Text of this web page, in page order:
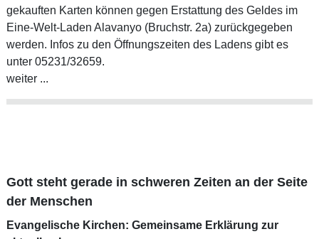
gekauften Karten können gegen Erstattung des Geldes im
Eine-Welt-Laden Alavanyo (Bruchstr. 2a) zurückgegeben
werden. Infos zu den Öffnungszeiten des Ladens gibt es
unter 05231/32659.
weiter ...
Gott steht gerade in schweren Zeiten an der Seite
der Menschen
Evangelische Kirchen: Gemeinsame Erklärung zur